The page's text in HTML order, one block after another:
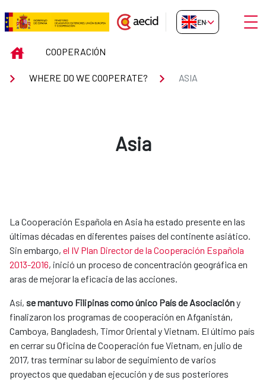
Skip to Main Content
ASIA
EN-GB
INICIOCOOPERACIÓN
WHERE DO WE COOPERATE? ASIA
Asia
​​​​​​La Cooperación Española en Asia ha estado presente en las
últimas décadas en diferentes países del continente asiático.
Sin embargo, el IV Plan Director de la Cooperación Española
2013-2016, inició un proceso de concentración geográfica en
aras de mejorar la eficacia de las acciones.
Así, se mantuvo Filipinas como único País de Asociacióny
finalizaron los programas de cooperación en Afganistán,
Camboya, Bangladesh, Timor Oriental y Vietnam. El último país
en cerrar su Oficina de Cooperación fue Vietnam, en julio de
2017, tras terminar su labor de seguimiento de varios
proyectos que quedaban ejecución y de sus posteriores